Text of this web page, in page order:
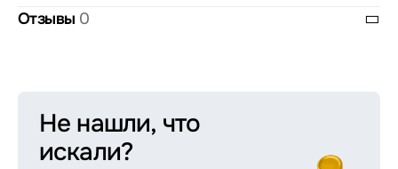
Отзывы 0
Не нашли, что
искали?